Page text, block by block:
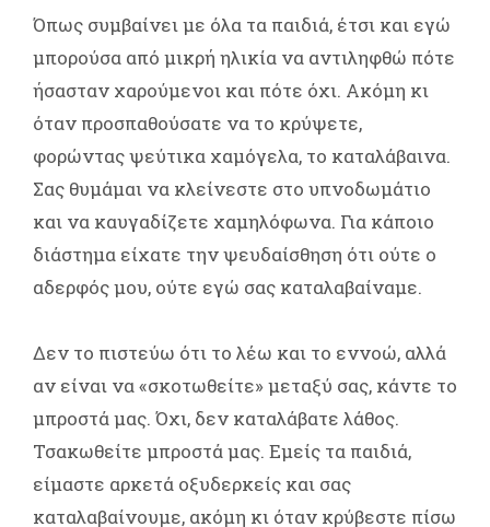
Όπως συμβαίνει με όλα τα παιδιά, έτσι και εγώ
μπορούσα από μικρή ηλικία να αντιληφθώ πότε
ήσασταν χαρούμενοι και πότε όχι. Ακόμη κι
όταν προσπαθούσατε να το κρύψετε,
φορώντας ψεύτικα χαμόγελα, το καταλάβαινα.
Σας θυμάμαι να κλείνεστε στο υπνοδωμάτιο
και να καυγαδίζετε χαμηλόφωνα. Για κάποιο
διάστημα είχατε την ψευδαίσθηση ότι ούτε ο
αδερφός μου, ούτε εγώ σας καταλαβαίναμε.
Δεν το πιστεύω ότι το λέω και το εννοώ, αλλά
αν είναι να «σκοτωθείτε» μεταξύ σας, κάντε το
μπροστά μας. Όχι, δεν καταλάβατε λάθος.
Τσακωθείτε μπροστά μας. Εμείς τα παιδιά,
είμαστε αρκετά οξυδερκείς και σας
καταλαβαίνουμε, ακόμη κι όταν κρύβεστε πίσω